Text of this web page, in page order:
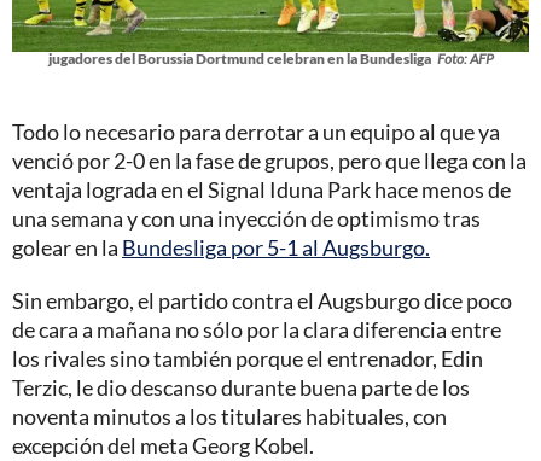
jugadores del Borussia Dortmund celebran en la Bundesliga Foto: AFP
Todo lo necesario para derrotar a un equipo al que ya
venció por 2-0 en la fase de grupos, pero que llega con la
ventaja lograda en el Signal Iduna Park hace menos de
una semana y con una inyección de optimismo tras
golear en la Bundesliga por 5-1 al Augsburgo.
Sin embargo, el partido contra el Augsburgo dice poco
de cara a mañana no sólo por la clara diferencia entre
los rivales sino también porque el entrenador, Edin
Terzic, le dio descanso durante buena parte de los
noventa minutos a los titulares habituales, con
excepción del meta Georg Kobel.